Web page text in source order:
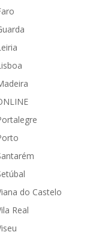
do Castelo
Real